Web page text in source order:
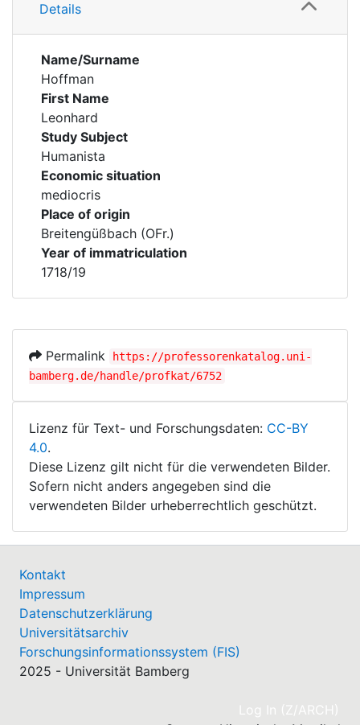
Details
Name/Surname
Hoffman
First Name
Leonhard
Study Subject
Humanista
Economic situation
mediocris
Place of origin
Breitengüßbach (OFr.)
Year of immatriculation
1718/19
Permalink
https://professorenkatalog.uni-
bamberg.de/handle/profkat/6752
Lizenz für Text- und Forschungsdaten: CC-BY
4.0.
Diese Lizenz gilt nicht für die verwendeten Bilder.
Sofern nicht anders angegeben sind die
verwendeten Bilder urheberrechtlich geschützt.
Kontakt
Impressum
Datenschutzerklärung
Universitätsarchiv
Forschungsinformationssystem (FIS)
2025 - Universität Bamberg
Log In (Z/ARCH)